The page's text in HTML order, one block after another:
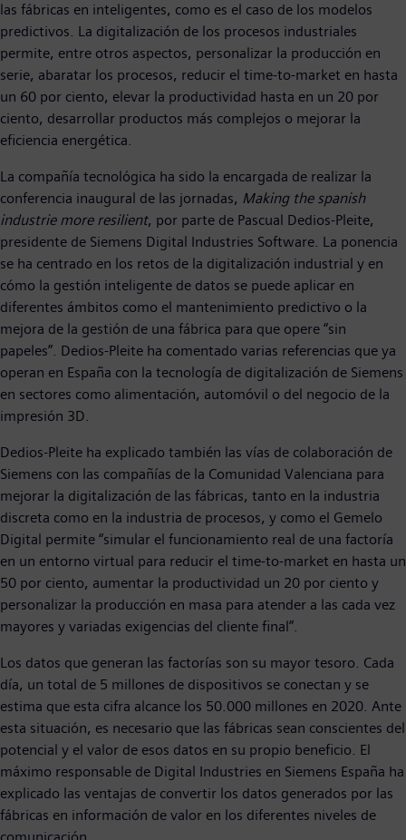
las fábricas en inteligentes, como es el caso de los modelos
predictivos. La digitalización de los procesos industriales
permite, entre otros aspectos, personalizar la producción en
serie, abaratar los procesos, reducir el time-to-market en hasta
un 60 por ciento, elevar la productividad hasta en un 20 por
ciento, desarrollar productos más complejos o mejorar la
eficiencia energética.
La compañía tecnológica ha sido la encargada de realizar la
conferencia inaugural de las jornadas, Making the spanish
industrie more resilient, por parte de Pascual Dedios-Pleite,
presidente de Siemens Digital Industries Software. La ponencia
se ha centrado en los retos de la digitalización industrial y en
cómo la gestión inteligente de datos se puede aplicar en
diferentes ámbitos como el mantenimiento predictivo o la
mejora de la gestión de una fábrica para que opere “sin
papeles”. Dedios-Pleite ha comentado varias referencias que ya
operan en España con la tecnología de digitalización de Siemens
en sectores como alimentación, automóvil o del negocio de la
impresión 3D.
Dedios-Pleite ha explicado también las vías de colaboración de
Siemens con las compañías de la Comunidad Valenciana para
mejorar la digitalización de las fábricas, tanto en la industria
discreta como en la industria de procesos, y como el Gemelo
Digital permite “simular el funcionamiento real de una factoría
en un entorno virtual para reducir el time-to-market en hasta un
50 por ciento, aumentar la productividad un 20 por ciento y
personalizar la producción en masa para atender a las cada vez
mayores y variadas exigencias del cliente final”.
Los datos que generan las factorías son su mayor tesoro. Cada
día, un total de 5 millones de dispositivos se conectan y se
estima que esta cifra alcance los 50.000 millones en 2020. Ante
esta situación, es necesario que las fábricas sean conscientes del
potencial y el valor de esos datos en su propio beneficio. El
máximo responsable de Digital Industries en Siemens España ha
explicado las ventajas de convertir los datos generados por las
fábricas en información de valor en los diferentes niveles de